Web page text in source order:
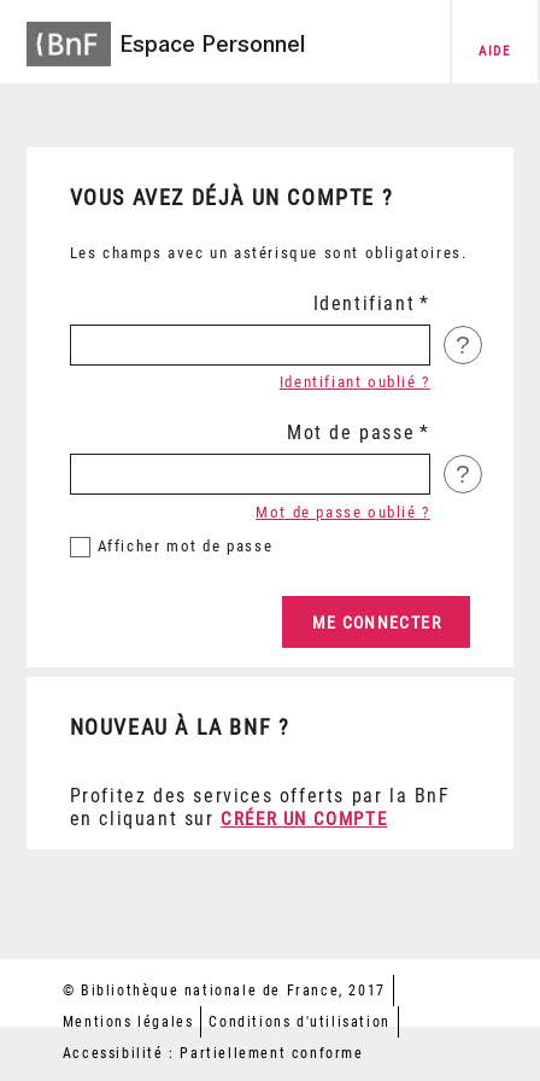
Espace Personnel AIDE
VOUS AVEZ DÉJÀ UN COMPTE ?
Les champs avec un astérisque sont obligatoires.
Identifiant
?
Identifiant oublié ?
Mot de passe
?
Afficher mot de passe
Mot de passe oublié ?
NOUVEAU À LA BNF ?
Profitez des services offerts par la BnF
en cliquant sur CRÉER UN COMPTE
© Bibliothèque nationale de France, 2017
Mentions légales
Conditions d'utilisation
Accessibilité : Partiellement conforme